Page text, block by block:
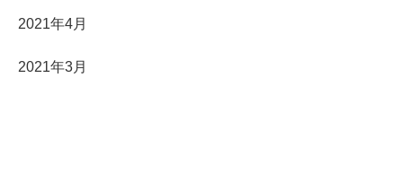
2021年4月
2021年3月